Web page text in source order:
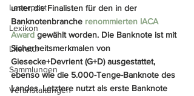
Leserpost
Lexikon
Literatur
Sammlungen
Veranstaltungen
unter die Finalisten für den in der
Banknotenbranche renommierten IACA
Award gewählt worden. Die Banknote ist mit
Sicherheitsmerkmalen von
Giesecke+Devrient (G+D) ausgestattet,
ebenso wie die 5.000-Tenge-Banknote des
Landes. Letztere nutzt als erste Banknote